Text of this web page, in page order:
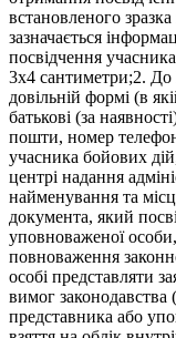
встановленого
зазначається
посвідчення
3х4 сантиметри;2. До
довільній формі (в
батькові (за
пошти, номер
учасника бойових
центрі надання
найменування та
документа, який
уповноваженої
повноваження
особі представляти
вимог законодавства
представника або